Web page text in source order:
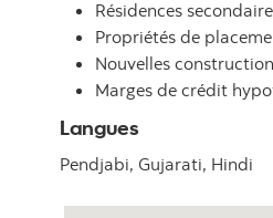
Résidences
Propriétés de
Nouvelles
Marges de crédit
Langues
Pendjabi, Gujarati, Hindi